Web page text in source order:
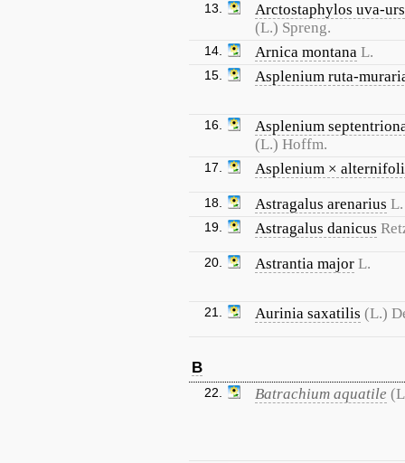
13.
Arctostaphylos uva-
(L.) Spreng.
14. Arnica montana L.
15. Asplenium ruta-
16.
Asplenium
(L.) Hoffm.
17. Asplenium ×
18. Astragalus arenarius L.
19. Astragalus danicus
20. Astrantia major L.
21. Aurinia saxatilis (L.)
B
22. Batrachium aquatile